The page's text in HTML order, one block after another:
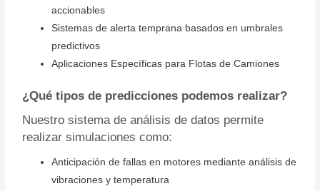
accionables
Sistemas de alerta temprana basados en umbrales
predictivos
Aplicaciones Específicas para Flotas de Camiones
¿Qué tipos de predicciones podemos realizar?
Nuestro sistema de análisis de datos permite
realizar simulaciones como:
Anticipación de fallas en motores mediante análisis de
vibraciones y temperatura